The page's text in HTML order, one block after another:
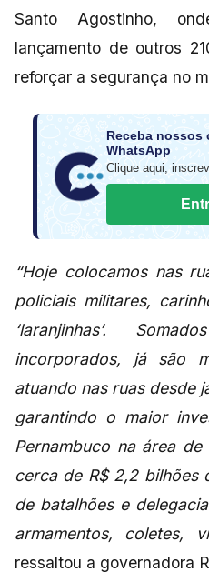
Santo Agostinho,
lançamento de outros
reforçar a segurança no
Receba nossos
WhatsApp
Clique aqui,
“Hoje colocamos nas
policiais militares,
‘laranjinhas’.
incorporados, já são
atuando nas ruas desde
garantindo o maior
Pernambuco na área
cerca de R$ 2,2 bilhões
de batalhões e
armamentos, coletes,
ressaltou a governadora